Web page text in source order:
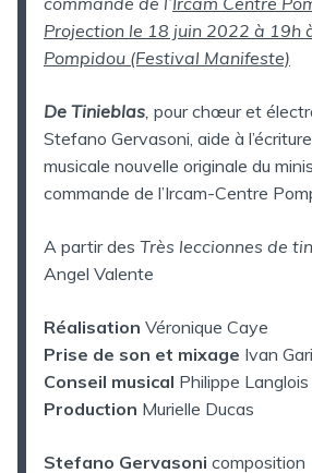
Projection le 18 juin 2022 à 19h
Pompidou (Festival Manifeste)
De Tinieblas, pour chœur et
Stefano Gervasoni, aide à
musicale nouvelle originale du
commande de l’Ircam-Centre
A partir des Très leccionnes de
Angel Valente
Réalisation Véronique Caye
Prise de son et mixage Ivan
Conseil musical Philippe Langlois
Production Murielle Ducas
Stefano Gervasoni composition